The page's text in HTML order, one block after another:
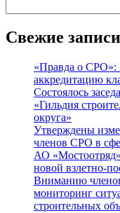
Свежие записи
«Правда о СРО»:
аккредитацию
Состоялось
«Гильдия
округа»
Утверждены
членов СРО в
АО «Мостоотряд»
новой взлетно-
Вниманию
мониторинг
строительных